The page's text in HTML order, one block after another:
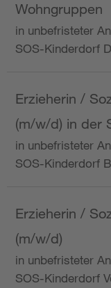
Wohngruppen
in unbefristeter
SOS-Kinderdorf
Erzieherin /
(m/w/d) in der
in unbefristeter
SOS-Kinderdorf
Erzieherin /
(m/w/d)
in unbefristeter
SOS-Kinderdorf